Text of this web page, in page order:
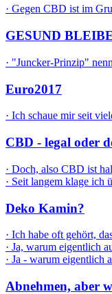
· Gegen CBD ist im
GESUND
· "Juncker-Prinzip"
Euro2017
· Ich schaue mir seit
CBD - legal oder
· Doch, also CBD ist
· Seit langem klage ich
Deko Kamin?
· Ich habe oft gehört,
· Ja, warum eigentlich
· Ja - warum eigentlich
Abnehmen, aber